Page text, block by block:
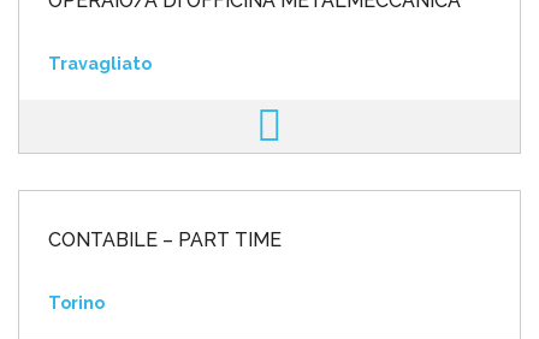
Travagliato
CONTABILE – PART TIME
Torino